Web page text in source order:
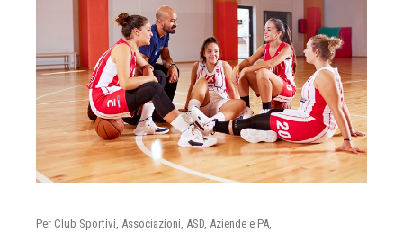
Per Club Sportivi, Associazioni, ASD, Aziende e PA,